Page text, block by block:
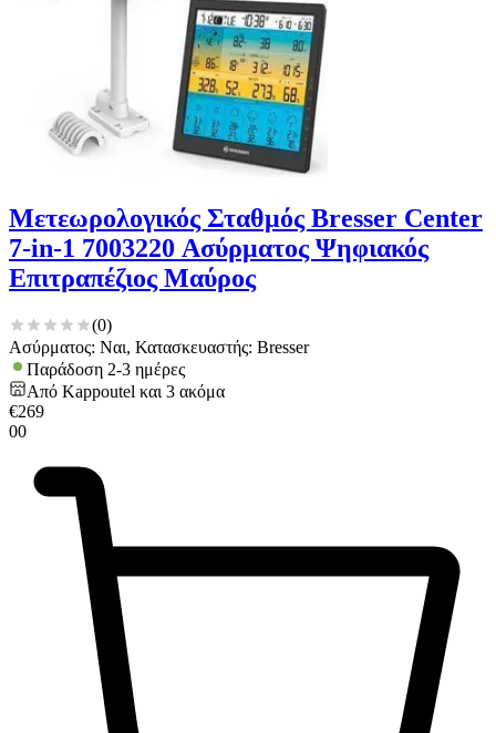
Μετεωρολογικός Σταθμός Bresser Center
7-in-1 7003220 Ασύρματος Ψηφιακός
Επιτραπέζιος Μαύρος
(0)
Ασύρματος: Ναι, Κατασκευαστής: Bresser
Παράδοση 2-3 ημέρες
Από Kappoutel και 3 ακόμα
€269
00